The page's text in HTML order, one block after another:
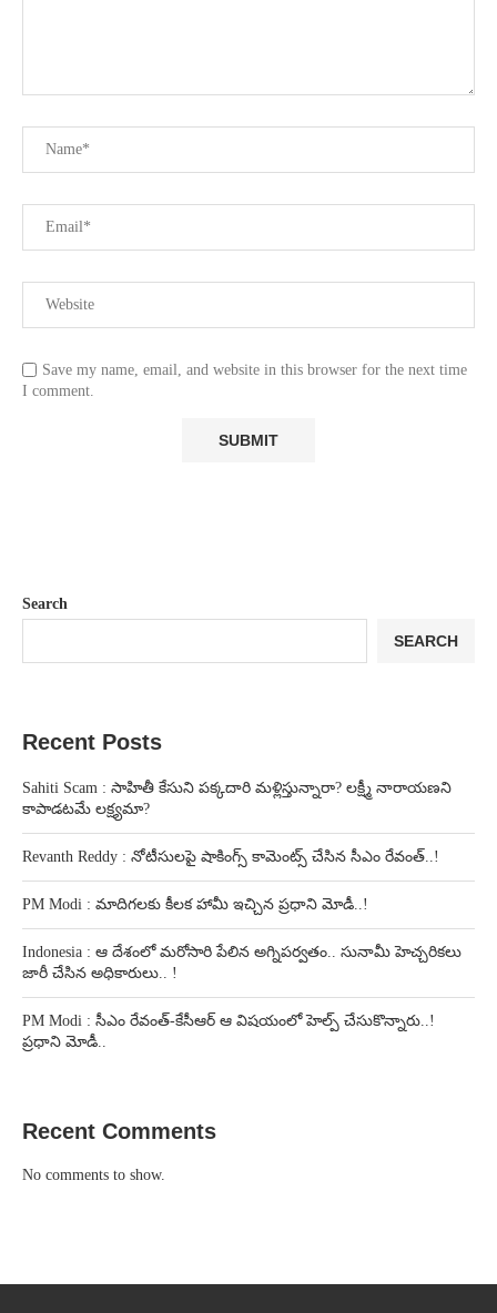
Save my name, email, and website in this browser for the next time
I comment.
Search
SEARCH
Recent Posts
Sahiti Scam : సాహితీ కేసుని పక్కదారి మళ్లిస్తున్నారా? లక్ష్మీ నారాయణని
కాపాడటమే లక్ష్యమా?
Revanth Reddy : నోటీసులపై షాకింగ్స్ కామెంట్స్ చేసిన సీఎం రేవంత్..!
PM Modi : మాదిగలకు కీలక హామీ ఇచ్చిన ప్రధాని మోడీ..!
Indonesia : ఆ దేశంలో మరోసారి పేలిన అగ్నిపర్వతం.. సునామీ హెచ్చరికలు
జారీ చేసిన అధికారులు.. !
PM Modi : సీఎం రేవంత్-కేసీఆర్ ఆ విషయంలో హెల్ప్ చేసుకొన్నారు..!
ప్రధాని మోడీ..
Recent Comments
No comments to show.